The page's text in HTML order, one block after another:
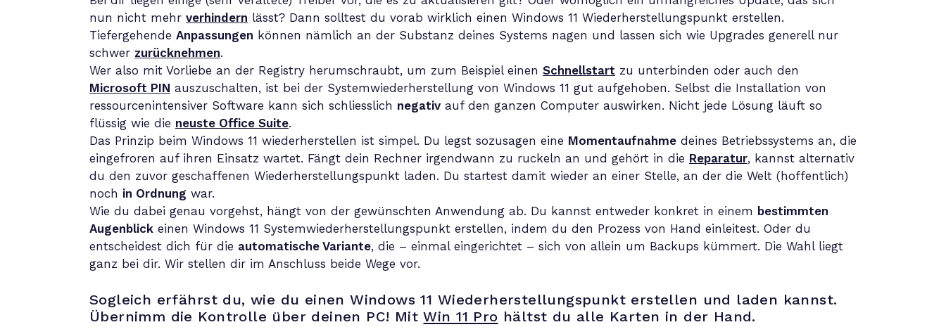
nun nicht mehr verhindern lässt? Dann solltest du vorab wirklich einen Windows 11 Wiederherstellungspunkt erstellen.
Tiefergehende Anpassungen können nämlich an der Substanz deines Systems nagen und lassen sich wie Upgrades generell nur
schwer zurücknehmen.
Wer also mit Vorliebe an der Registry herumschraubt, um zum Beispiel einen Schnellstart zu unterbinden oder auch den
Microsoft PIN auszuschalten, ist bei der Systemwiederherstellung von Windows 11 gut aufgehoben. Selbst die Installation von
ressourcenintensiver Software kann sich schliesslich negativ auf den ganzen Computer auswirken. Nicht jede Lösung läuft so
flüssig wie die neuste Office Suite.
Das Prinzip beim Windows 11 wiederherstellen ist simpel. Du legst sozusagen eine Momentaufnahme deines Betriebssystems an, die
eingefroren auf ihren Einsatz wartet. Fängt dein Rechner irgendwann zu ruckeln an und gehört in die Reparatur, kannst alternativ
du den zuvor geschaffenen Wiederherstellungspunkt laden. Du startest damit wieder an einer Stelle, an der die Welt (hoffentlich)
noch in Ordnung war.
Wie du dabei genau vorgehst, hängt von der gewünschten Anwendung ab. Du kannst entweder konkret in einem bestimmten
Augenblick einen Windows 11 Systemwiederherstellungspunkt erstellen, indem du den Prozess von Hand einleitest. Oder du
entscheidest dich für die automatische Variante, die – einmal eingerichtet – sich von allein um Backups kümmert. Die Wahl liegt
ganz bei dir. Wir stellen dir im Anschluss beide Wege vor.
Sogleich erfährst du, wie du einen Windows 11 Wiederherstellungspunkt erstellen und laden kannst.
Übernimm die Kontrolle über deinen PC! MitWin 11 Pro hältst du alle Karten in der Hand.